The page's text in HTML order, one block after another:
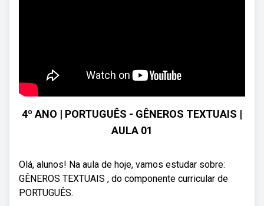
4º ANO | PORTUGUÊS - GÊNEROS TEXTUAIS |
AULA 01
Olá, alunos! Na aula de hoje, vamos estudar sobre:
GÊNEROS TEXTUAIS , do componente curricular de
PORTUGUÊS.